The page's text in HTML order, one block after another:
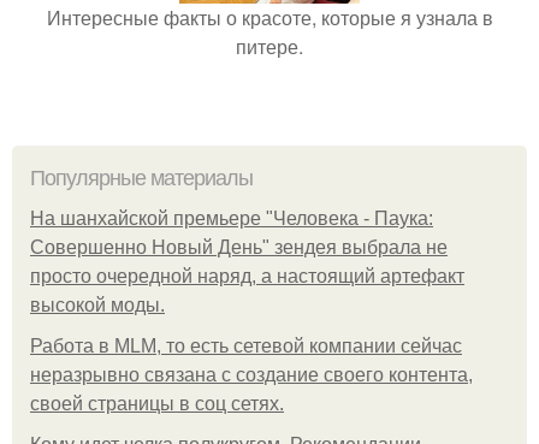
Интересные факты о красоте, которые я узнала в
питере.
Популярные материалы
На шанхайской премьере "Человека - Паука:
Совершенно Новый День" зендея выбрала не
просто очередной наряд, а настоящий артефакт
высокой моды.
Работа в MLM, то есть сетевой компании сейчас
неразрывно связана с создание своего контента,
своей страницы в соц сетях.